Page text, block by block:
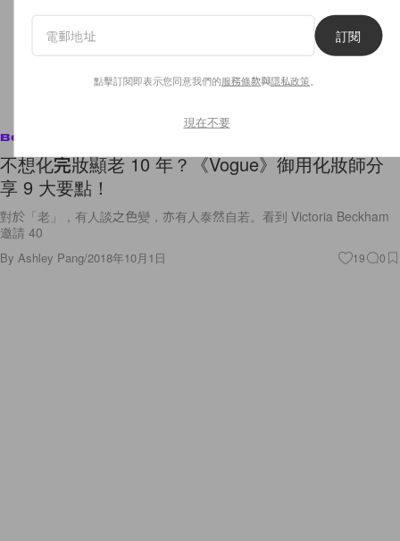
Beauty
不想化完妝顯老 10 年？《Vogue》御用化妝師分
享 9 大要點！
對於「老」，有人談之色變，亦有人泰然自若。看到 Victoria Beckham
邀請 40
By Ashley Pang/2018年10月1日 19 0
訂閱
點擊訂閱即表示您同意我們的服務條款與隱私政策
現在不要